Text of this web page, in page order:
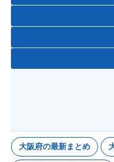
大阪府の最新まとめ